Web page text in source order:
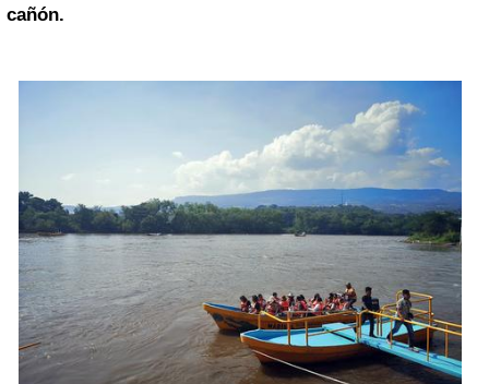
cañón.